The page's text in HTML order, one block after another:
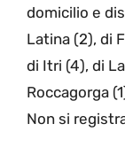
domicilio e
Latina (2), di
di Itri (4), di
Roccagorga
Non si